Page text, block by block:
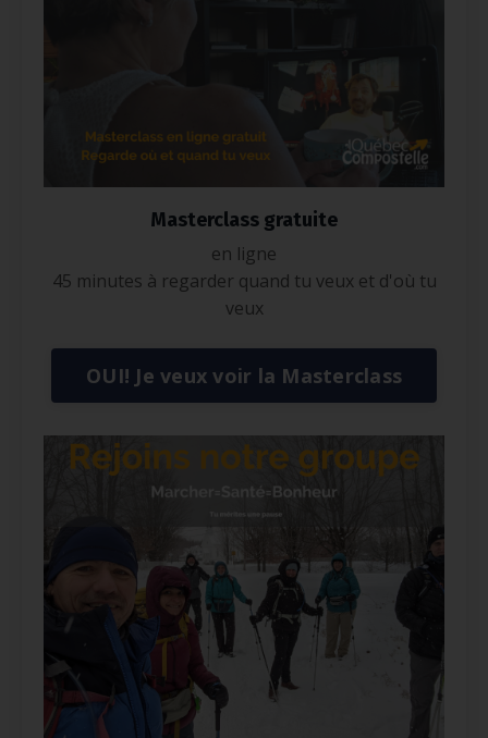
Masterclass gratuite
en ligne
45 minutes à regarder quand tu veux et d'où tu
veux
OUI! Je veux voir la Masterclass